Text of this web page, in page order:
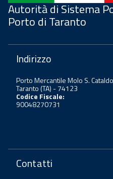
Autorità di Sistema
Porto di Taranto
Indirizzo
Porto Mercantile Molo S. Cataldo
Taranto (TA) - 74123
Codice Fiscale:
90048270731
Contatti